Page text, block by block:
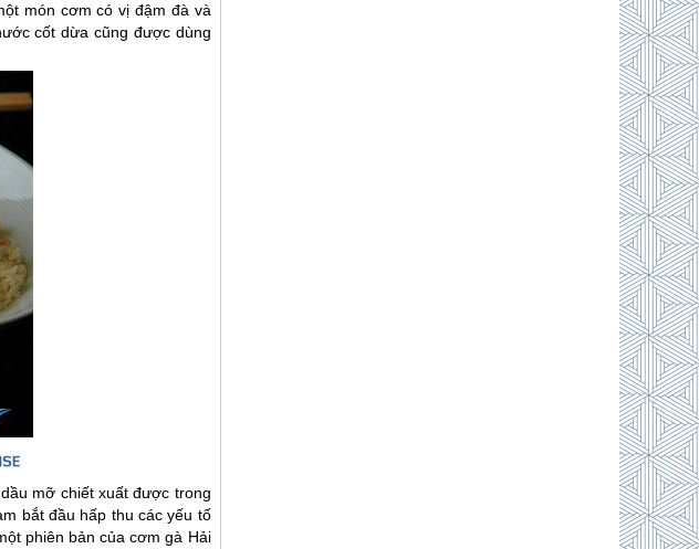
món cơm có vị đậm đà và
cốt dừa cũng được dùng
mỡ chiết xuất được trong
bắt đầu hấp thu các yếu tố
phiên bản của cơm gà Hải